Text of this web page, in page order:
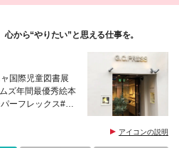
心から“やりたい”と思える仕事を。
国際児童図書展
ズ年間最優秀絵本
ーフレックス#問
アイコンの説明